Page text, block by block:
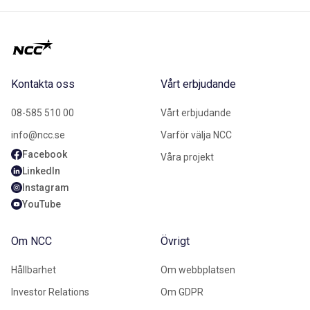
Kontakta oss
08-585 510 00
info@ncc.se
Facebook
LinkedIn
Instagram
YouTube
Vårt erbjudande
Vårt erbjudande
Varför välja NCC
Våra projekt
Om NCC
Hållbarhet
Investor Relations
Övrigt
Om webbplatsen
Om GDPR